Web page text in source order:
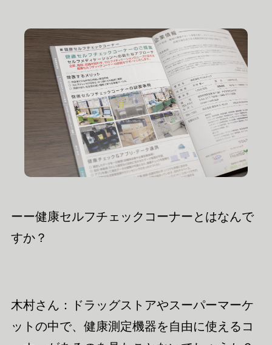
ーー健康セルフチェックコーナーとはなんで
すか？
木村さん：ドラッグストアやスーパーマーケ
ットの中で、健康測定機器を自由に使えるコ